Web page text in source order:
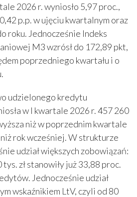
2026 r. wyniosło 5,97 proc.,
p.p. w ujęciu kwartalnym oraz
roku. Jednocześnie Indeks
M3 wzrósł do 172,89 pkt,
poprzedniego kwartału i o
udzielonego kredytu
w I kwartale 2026 r. 457 260
niż w poprzednim kwartale
rok wcześniej. W strukturze
udział większych zobowiązań:
zł stanowiły już 33,88 proc.
Jednocześnie udział
wskaźnikiem LtV, czyli od 80